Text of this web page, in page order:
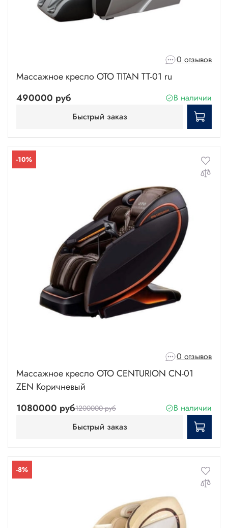
0 отзывов
Массажное кресло OTO TITAN TT-01 ru
490000 руб
В наличии
Быстрый заказ
-10%
0 отзывов
Массажное кресло OTO CENTURION CN-01
ZEN Коричневый
1080000 руб1200000 руб
В наличии
Быстрый заказ
-8%